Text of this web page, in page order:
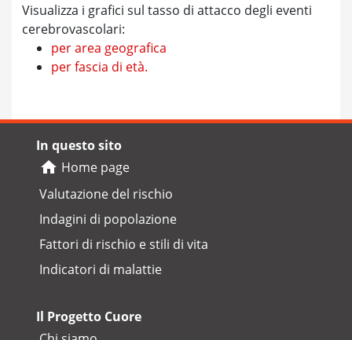
Visualizza i grafici sul tasso di attacco degli eventi
cerebrovascolari:
per area geografica
per fascia di età.
In questo sito
Home page
Valutazione del rischio
Indagini di popolazione
Fattori di rischio e stili di vita
Indicatori di malattie
Il Progetto Cuore